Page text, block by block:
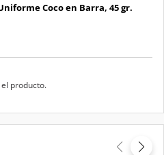
Coco en Barra, 45 gr.
producto.